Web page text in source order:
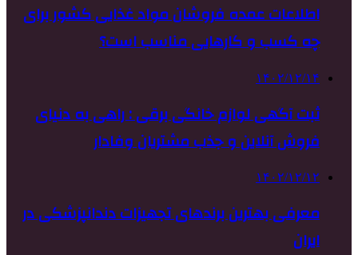
اطلاعات عمده فروشان مواد غذایی کشور برای
چه کسب و کارهایی مناسب است؟
۱۴۰۲/۱۲/۱۴
ثبت آگهی لوازم خانگی برقی : راهی به دنیای
فروش آنلاین و جذب مشتریان وفادار
۱۴۰۲/۱۲/۱۲
معرفی بهترین برندهای تجهیزات دندانپزشکی در
ایران